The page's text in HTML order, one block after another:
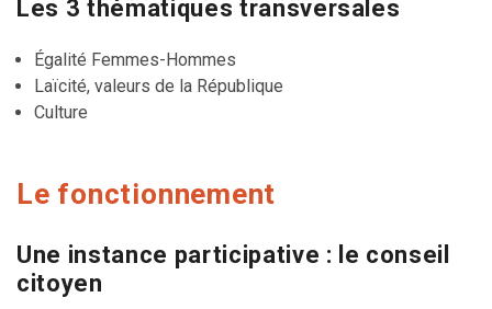
Les 3 thématiques transversales
Égalité Femmes-Hommes
Laïcité, valeurs de la République
Culture
Le fonctionnement
Une instance participative : le conseil
citoyen